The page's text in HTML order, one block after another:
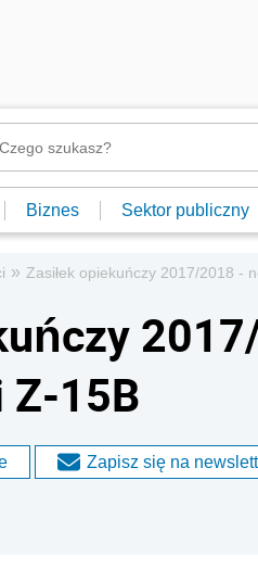
Biznes Sektor publiczny
» Zasiłek opiekuńczy 2017/2018 -
Z-15B
Zapisz się na